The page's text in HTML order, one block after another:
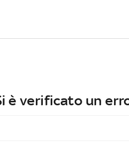
è verificato un